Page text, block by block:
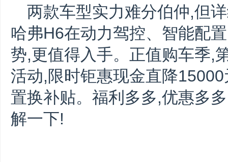
两款车型实力难分伯仲,但
哈弗H6在动力驾控、智能配
势,更值得入手。正值购车季,
活动,限时钜惠现金直降
置换补贴。福利多多,优惠多
解一下!